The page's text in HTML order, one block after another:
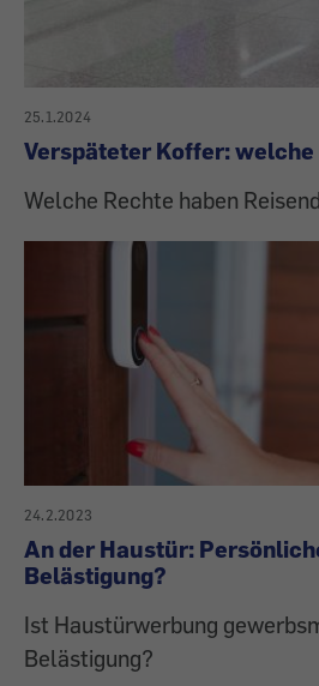
25.1.2024
Verspäteter Koffer:
Welche Rechte haben
24.2.2023
An der Haustür:
Belästigung?
Ist Haustürwerbung
Belästigung?